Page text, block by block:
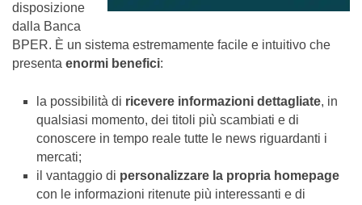
disposizione
dalla Banca
BPER. È un sistema estremamente facile e intuitivo che
presenta enormi benefici:
la possibilità di ricevere informazioni dettagliate, in
qualsiasi momento, dei titoli più scambiati e di
conoscere in tempo reale tutte le news riguardanti i
mercati;
il vantaggio di personalizzare la propria homepage
con le informazioni ritenute più interessanti e di